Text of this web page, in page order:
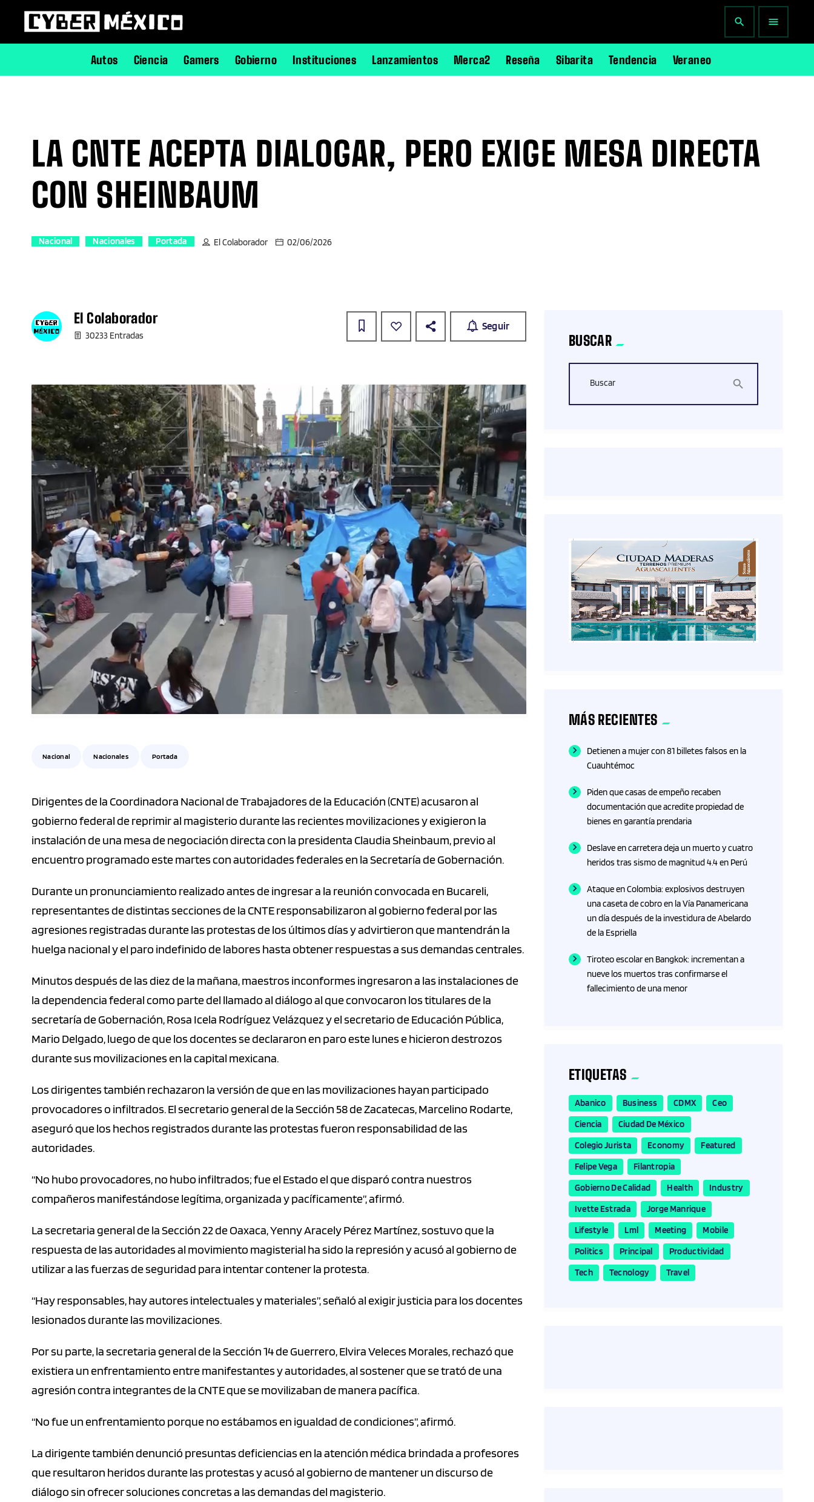
Autos Ciencia Gamers Gobierno Instituciones Lanzamientos Merca2 Reseña Sibarita Tendencia Veraneo
search menu
LA CNTE ACEPTA DIALOGAR, PERO EXIGE MESA DIRECTA
CON SHEINBAUM
Nacional Nacionales Portada El Colaborador 02/06/2026
El Colaborador
30233 Entradas
Seguir
Nacional Nacionales Portada
Dirigentes de la Coordinadora Nacional de Trabajadores de la Educación (CNTE) acusaron al
gobierno federal de reprimir al magisterio durante las recientes movilizaciones y exigieron la
instalación de una mesa de negociación directa con la presidenta Claudia Sheinbaum, previo al
encuentro programado este martes con autoridades federales en la Secretaría de Gobernación.
Durante un pronunciamiento realizado antes de ingresar a la reunión convocada en Bucareli,
representantes de distintas secciones de la CNTE responsabilizaron al gobierno federal por las
agresiones registradas durante las protestas de los últimos días y advirtieron que mantendrán la
huelga nacional y el paro indefinido de labores hasta obtener respuestas a sus demandas centrales.
Minutos después de las diez de la mañana, maestros inconformes ingresaron a las instalaciones de
la dependencia federal como parte del llamado al diálogo al que convocaron los titulares de la
secretaría de Gobernación, Rosa Icela Rodríguez Velázquez y el secretario de Educación Pública,
Mario Delgado, luego de que los docentes se declararon en paro este lunes e hicieron destrozos
durante sus movilizaciones en la capital mexicana.
Los dirigentes también rechazaron la versión de que en las movilizaciones hayan participado
provocadores o infiltrados. El secretario general de la Sección 58 de Zacatecas, Marcelino Rodarte,
aseguró que los hechos registrados durante las protestas fueron responsabilidad de las
autoridades.
“No hubo provocadores, no hubo infiltrados; fue el Estado el que disparó contra nuestros
compañeros manifestándose legítima, organizada y pacíficamente”, afirmó.
La secretaria general de la Sección 22 de Oaxaca, Yenny Aracely Pérez Martínez, sostuvo que la
respuesta de las autoridades al movimiento magisterial ha sido la represión y acusó al gobierno de
utilizar a las fuerzas de seguridad para intentar contener la protesta.
“Hay responsables, hay autores intelectuales y materiales”, señaló al exigir justicia para los docentes
lesionados durante las movilizaciones.
Por su parte, la secretaria general de la Sección 14 de Guerrero, Elvira Veleces Morales, rechazó que
existiera un enfrentamiento entre manifestantes y autoridades, al sostener que se trató de una
agresión contra integrantes de la CNTE que se movilizaban de manera pacífica.
“No fue un enfrentamiento porque no estábamos en igualdad de condiciones”, afirmó.
La dirigente también denunció presuntas deficiencias en la atención médica brindada a profesores
que resultaron heridos durante las protestas y acusó al gobierno de mantener un discurso de
diálogo sin ofrecer soluciones concretas a las demandas del magisterio.
BUSCAR
Buscar search
MÁS RECIENTES
Detienen a mujer con 81 billetes falsos en la
Cuauhtémoc
Piden que casas de empeño recaben
documentación que acredite propiedad de
bienes en garantía prendaria
Deslave en carretera deja un muerto y cuatro
heridos tras sismo de magnitud 4.4 en Perú
Ataque en Colombia: explosivos destruyen
una caseta de cobro en la Vía Panamericana
un día después de la investidura de Abelardo
de la Espriella
Tiroteo escolar en Bangkok: incrementan a
nueve los muertos tras confirmarse el
fallecimiento de una menor
ETIQUETAS
Abanico Business CDMX
Ceo
Ciencia
Ciudad De México
Colegio Jurista
Economy
Featured
Felipe Vega
Filantropia
Gobierno De Calidad
Health
Industry
Ivette Estrada
Jorge Manrique
Lifestyle
Lml Meeting
Mobile
Politics
Principal
Productividad
Tech
Tecnology Travel